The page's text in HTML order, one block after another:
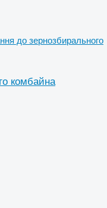
до зернозбирального
комбайна